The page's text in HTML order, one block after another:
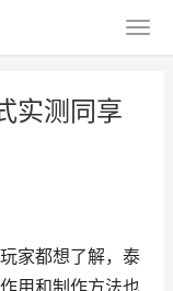
实测同享
家都想了解，泰